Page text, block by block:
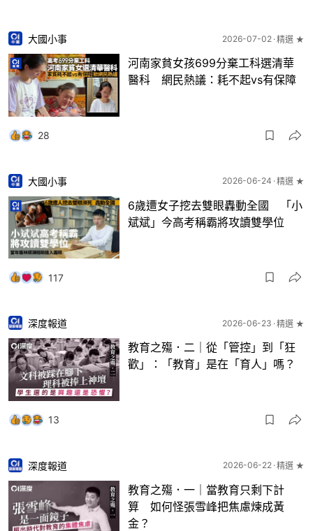
大國小事 2026-07-02 精選 ★
河南家貧女孩699分棄工科選清華
醫科 網民熱議：耗不起vs有保障
28
大國小事 2026-06-24 精選 ★
6歲遭女子挖去雙眼轟動全國 「小
斌斌」今高考稱霸將攻讀雙學位
117
深度報道 2026-06-23 精選 ★
教育之殤．二｜從「管控」到「狂
歡」：「教育」是在「育人」嗎？
13
深度報道 2026-06-22 精選 ★
教育之殤．一｜當教育只剩下計
算 如何怪張雪峰把焦慮煉成黃
金？